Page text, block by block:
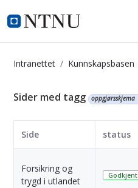
i.ntnu.no
Intranettet Kunnskapsbasen
Kunnskapsbasen
Sider med tagg oppgjørsskjema
Side status
Forsikring og
trygd i utlandet
Godkjent